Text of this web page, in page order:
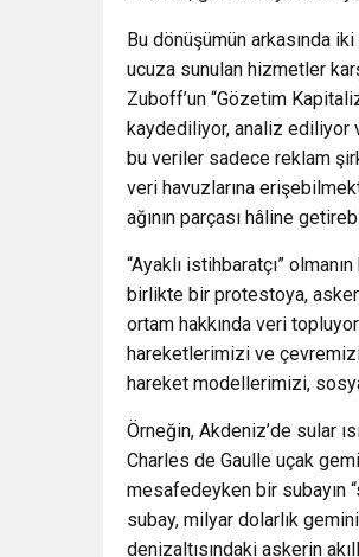
Bu dönüşümün arkasında
ucuza sunulan hizmetler
Zuboff’un “Gözetim
kaydediliyor, analiz ediliyor
bu veriler sadece reklam
veri havuzlarına
ağının parçası hâline
“Ayaklı istihbaratçı”
birlikte bir protestoya,
ortam hakkında veri
hareketlerimizi ve
hareket modellerimizi,
Örneğin, Akdeniz’de sular
Charles de Gaulle uçak
mesafedeyken bir subayın
subay, milyar dolarlık
denizaltısındaki askerin